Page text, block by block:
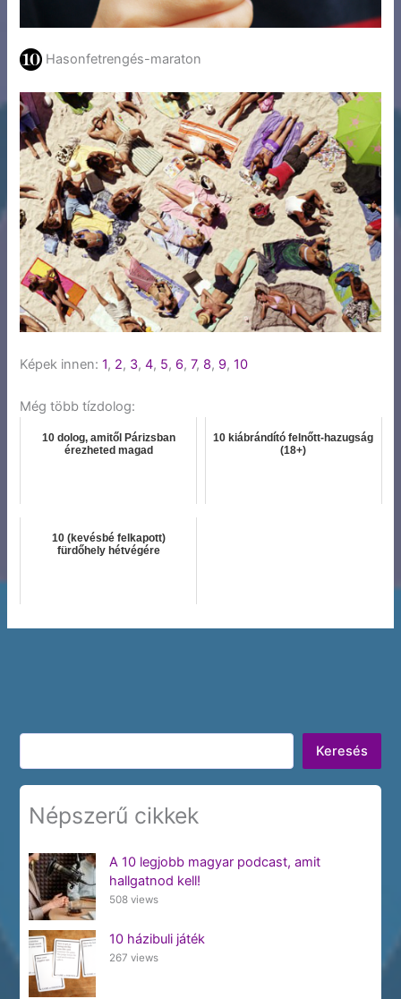
Hasonfetrengés-maraton
Képek innen:1, 2, 3,4, 5, 6,7, 8, 9,10
Még több tízdolog:
10 dolog, amitől Párizsban
érezheted magad
10 kiábrándító felnőtt-hazugság
(18+)
10 (kevésbé felkapott)
fürdőhely hétvégére
Keresés
Keresés
Népszerű cikkek
A 10 legjobb magyar podcast, amit
hallgatnod kell!
508 views
10 házibuli játék
267 views